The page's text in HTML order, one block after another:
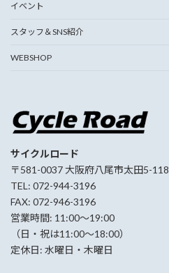
イベント
スタッフ＆SNS紹介
WEBSHOP
サイクルロード
〒581-0037 大阪府八尾市太田5-118
TEL: 072-944-3196
FAX: 072-946-3196
営業時間: 11:00〜19:00
（日・祝は11:00〜18:00）
定休日: 水曜日・木曜日